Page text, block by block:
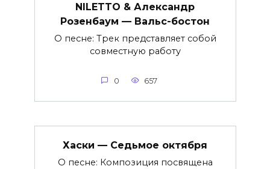
NILETTO & Александр
Розенбаум — Вальс-бостон
О песне: Трек представляет собой
совместную работу
0 657
Хаски — Седьмое октября
О песне: Композиция посвящена